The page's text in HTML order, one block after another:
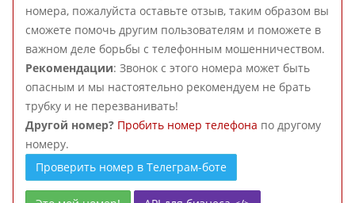
номера, пожалуйста оставьте отзыв, таким образом вы
сможете помочь другим пользователям и поможете в
важном деле борьбы с телефонным мошенничеством.
Рекомендации: Звонок с этого номера может быть
опасным и мы настоятельно рекомендуем не брать
трубку и не перезванивать!
Другой номер? Пробить номер телефона по другому
номеру.
Проверить номер в Телеграм-боте